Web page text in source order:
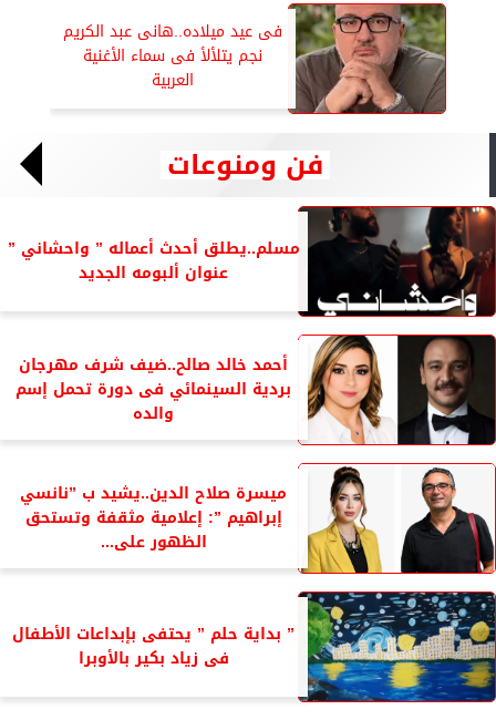
فى عيد ميلاده..هانى عبد الكريم
نجم يتلألأ فى سماء الأغنية
العربية
فن ومنوعات
مسلم..يطلق أحدث أعماله ” واحشاني ”
عنوان ألبومه الجديد
أحمد خالد صالح..ضيف شرف مهرجان
بردية السينمائي فى دورة تحمل إسم
والده
ميسرة صلاح الدين..يشيد ب ”نانسي
إبراهيم ”: إعلامية مثقفة وتستحق
الظهور على...
” بداية حلم ” يحتفى بإبداعات الأطفال
فى زياد بكير بالأوبرا